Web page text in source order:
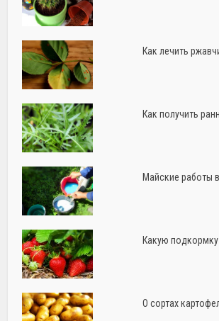
Как лечить
Как получить
Майские работы
Какую подкормку
О сортах